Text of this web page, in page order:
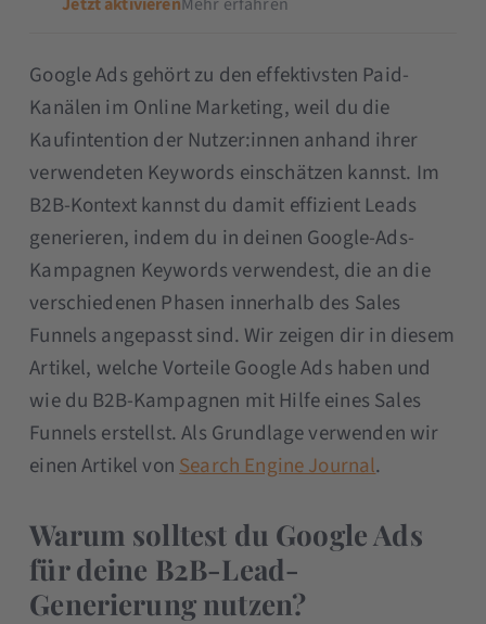
Google Ads gehört zu den effektivsten Paid-
Kanälen im Online Marketing, weil du die
Kaufintention der Nutzer:innen anhand ihrer
verwendeten Keywords einschätzen kannst. Im
B2B-Kontext kannst du damit effizient Leads
generieren, indem du in deinen Google-Ads-
Kampagnen Keywords verwendest, die an die
verschiedenen Phasen innerhalb des Sales
Funnels angepasst sind. Wir zeigen dir in diesem
Artikel, welche Vorteile Google Ads haben und
wie du B2B-Kampagnen mit Hilfe eines Sales
Funnels erstellst. Als Grundlage verwenden wir
einen Artikel vonSearch Engine Journal.
Warum solltest du Google Ads
für deine B2B-Lead-
Generierung nutzen?